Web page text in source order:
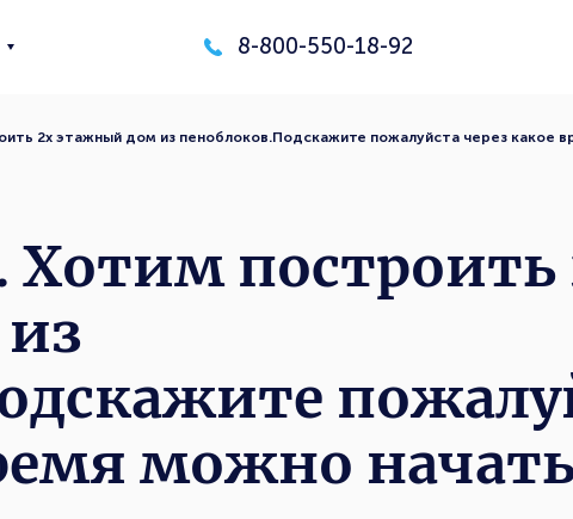
8-800-550-18-92
2х этажный дом из пеноблоков.Подскажите пожалуйста через какое
Хотим построить
можно